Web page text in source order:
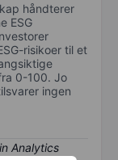
håndterer
ESG
risikoer til et
0-100. Jo
ingen